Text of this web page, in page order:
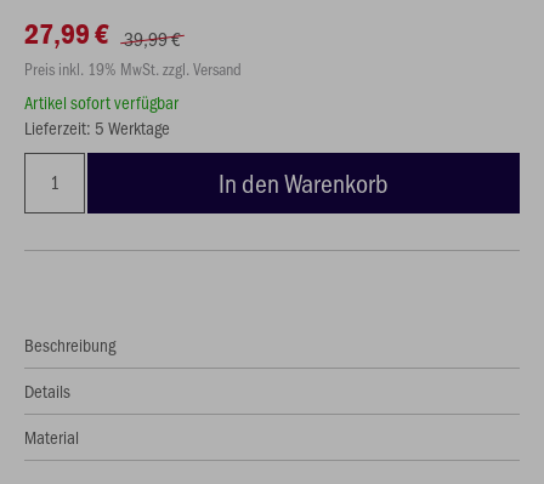
27,99 € 39,99 €
Preis inkl. 19% MwSt. zzgl. Versand
Artikel sofort verfügbar
Lieferzeit: 5 Werktage
In den Warenkorb
Beschreibung
Details
Material